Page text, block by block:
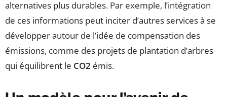
alternatives plus durables. Par exemple, l’intégration
de ces informations peut inciter d’autres services à se
développer autour de l’idée de compensation des
émissions, comme des projets de plantation d’arbres
qui équilibrent le CO2 émis.